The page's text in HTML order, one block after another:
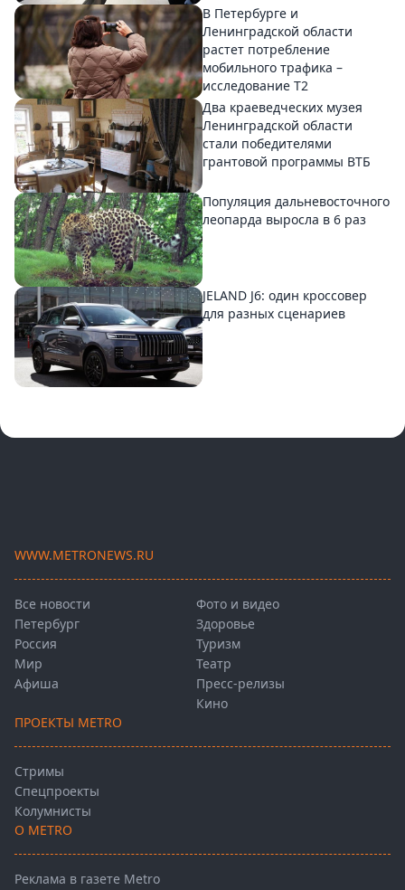
В Петербурге и
Ленинградской области
растет потребление
мобильного трафика –
исследование T2
Два краеведческих музея
Ленинградской области
стали победителями
грантовой программы ВТБ
Популяция дальневосточного
леопарда выросла в 6 раз
JELAND J6: один кроссовер
для разных сценариев
WWW.METRONEWS.RU
Все новости
Петербург
Россия
Мир
Афиша
Фото и видео
Здоровье
Туризм
Театр
Пресс-релизы
Кино
ПРОЕКТЫ METRO
Стримы
Спецпроекты
Колумнисты
О METRO
Реклама в газете Metro